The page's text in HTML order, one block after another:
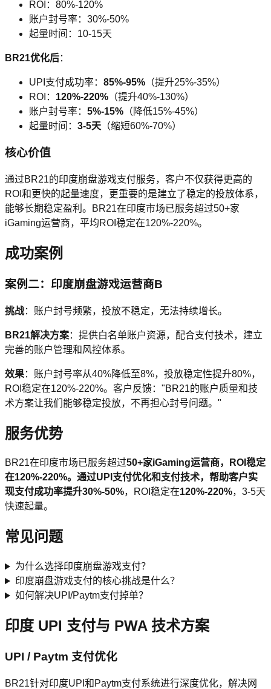
ROI：80%-120%
账户封号率：30%-50%
起量时间：10-15天
BR21优化后：
UPI支付成功率： 85%-95% （提升25%-35%）
ROI： 120%-220% （提升40%-130%）
账户封号率： 5%-15% （降低15%-45%）
起量时间： 3-5天 （缩短60%-70%）
核心价值
通过BR21的印度崩盘游戏支付服务，客户不仅获得更高的
ROI和更快的起量速度，更重要的是建立了稳定的投放体系，
能够长期稳定盈利。BR21在印度市场已服务超过50+家
iGaming运营商，平均ROI稳定在120%-220%。
成功案例
案例二：印度崩盘游戏运营商B
挑战：账户封号频繁，投放不稳定，无法持续增长。
BR21解决方案：提供白名单账户资源，配合支付技术，建立
完善的账户管理和风控体系。
效果：账户封号率从40%降低至8%，投放稳定性提升80%，
ROI稳定在120%-220%。客户反馈："BR21的账户质量和技
术方案让我们能够稳定投放，不再担心封号问题。"
服务优势
BR21在印度市场已服务超过50+家iGaming运营商，ROI稳定
在120%-220%。通过UPI支付优化和支付技术，帮助客户实
现支付成功率提升30%-50%，ROI稳定在120%-220%，3-5天
快速起量。
常见问题
为什么选择印度崩盘游戏支付？
印度崩盘游戏支付的核心挑战是什么？
如何解决UPI/Paytm支付掉单？
印度 UPI 支付与 PWA 技术方案
UPI / Paytm 支付优化
BR21针对印度UPI和Paytm支付系统进行深度优化，解决网